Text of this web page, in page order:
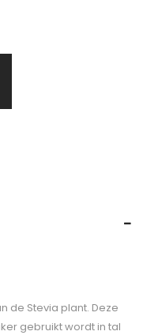
de Stevia plant. Deze
gebruikt wordt in tal